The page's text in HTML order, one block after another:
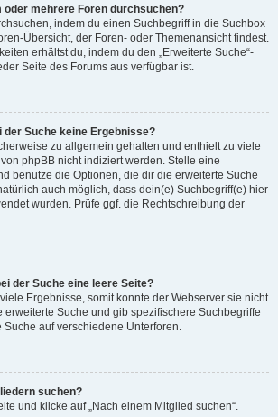
oder mehrere Foren durchsuchen?
indem du einen Suchbegriff in die Suchbox
Übersicht, der Foren- oder Themenansicht findest.
erhältst du, indem du den „Erweiterte Suche“-
Seite des Forums aus verfügbar ist.
der Suche keine Ergebnisse?
zu allgemein gehalten und enthielt zu viele
phpBB nicht indiziert werden. Stelle eine
benutze die Optionen, die dir die erweiterte Suche
auch möglich, dass dein(e) Suchbegriff(e) hier
wurden. Prüfe ggf. die Rechtschreibung der
der Suche eine leere Seite?
Ergebnisse, somit konnte der Webserver sie nicht
erweiterte Suche und gib spezifischere Suchbegriffe
auf verschiedene Unterforen.
suchen?
und klicke auf „Nach einem Mitglied suchen“.